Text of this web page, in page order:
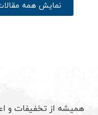
نمایش همه
همیشه از تخفیفات و